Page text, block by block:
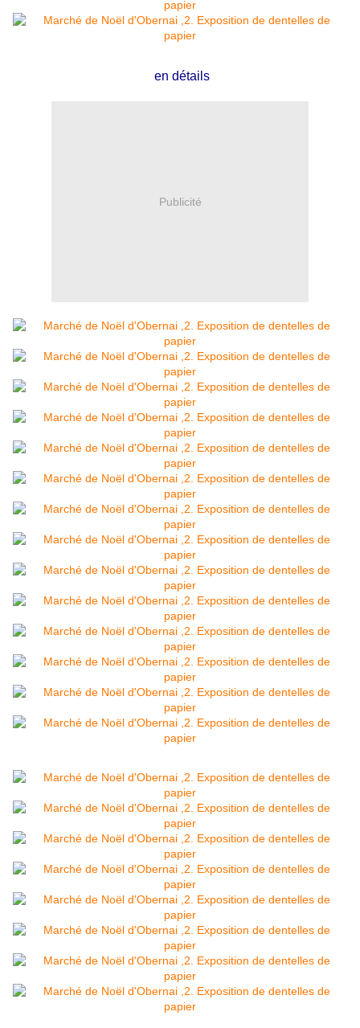
en détails
Publicité